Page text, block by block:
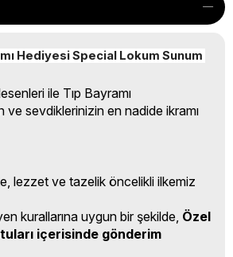
Hediyesi Special Lokum Sunum
ile Tıp Bayramı
ve sevdiklerinizin en nadide ikramı
lezzet ve tazelik öncelikli ilkemiz
kurallarına uygun bir şekilde, Özel
içerisinde gönderim